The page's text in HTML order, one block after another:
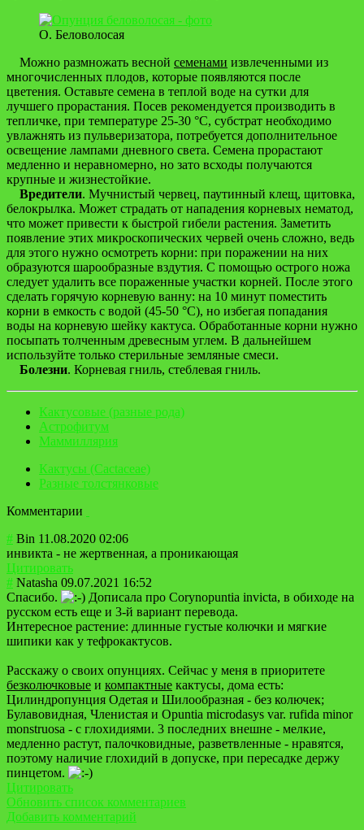
О. Беловолосая
Можно размножать весной семенами извлеченными из
многочисленных плодов, которые появляются после
цветения. Оставьте семена в теплой воде на сутки для
лучшего прорастания. Посев рекомендуется производить в
тепличке, при температуре 25-30 °C, субстрат необходимо
увлажнять из пульверизатора, потребуется дополнительное
освещение лампами дневного света. Семена прорастают
медленно и неравномерно, но зато всходы получаются
крупные и жизнестойкие.
Вредители. Мучнистый червец, паутинный клещ, щитовка,
белокрылка. Может страдать от нападения корневых нематод,
что может привести к быстрой гибели растения. Заметить
появление этих микроскопических червей очень сложно, ведь
для этого нужно осмотреть корни: при поражении на них
образуются шарообразные вздутия. С помощью острого ножа
следует удалить все пораженные участки корней. После этого
сделать горячую корневую ванну: на 10 минут поместить
корни в емкость с водой (45-50 °C), но избегая попадания
воды на корневую шейку кактуса. Обработанные корни нужно
посыпать толченным древесным углем. В дальнейшем
используйте только стерильные земляные смеси.
Болезни. Корневая гниль, стеблевая гниль.
Кактусовые (разные рода)
Астрофитум
Маммиллярия
Кактусы (Cactaceae)
Разные толстянковые
Комментарии
# Bin 11.08.2020 02:06
инвикта - не жертвенная, а проникающая
Цитировать
# Natasha 09.07.2021 16:52
Спасибо.
Дописала про Corynopuntia invicta, в обиходе на
русском есть еще и 3-й вариант перевода.
Интересное растение: длинные густые колючки и мягкие
шипики как у тефрокактусов.
Расскажу о своих опунциях. Сейчас у меня в приоритете
безколючковые и компактные кактусы, дома есть:
Цилиндропунция Одетая и Шилообразная - без колючек;
Булавовидная, Членистая и Opuntia microdasys var. rufida minor
monstruosa - с глохидиями. 3 последних внешне - мелкие,
медленно растут, палочковидные, разветвленные - нравятся,
поэтому наличие глохидий в допуске, при пересадке держу
пинцетом.
Цитировать
Обновить список комментариев
Добавить комментарий